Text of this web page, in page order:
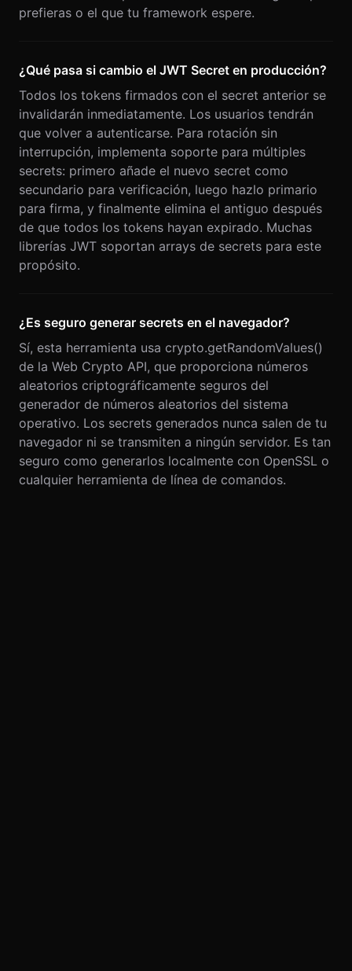
prefieras o el que tu framework espere.
¿Qué pasa si cambio el JWT Secret en producción?
Todos los tokens firmados con el secret anterior se
invalidarán inmediatamente. Los usuarios tendrán
que volver a autenticarse. Para rotación sin
interrupción, implementa soporte para múltiples
secrets: primero añade el nuevo secret como
secundario para verificación, luego hazlo primario
para firma, y finalmente elimina el antiguo después
de que todos los tokens hayan expirado. Muchas
librerías JWT soportan arrays de secrets para este
propósito.
¿Es seguro generar secrets en el navegador?
Sí, esta herramienta usa crypto.getRandomValues()
de la Web Crypto API, que proporciona números
aleatorios criptográficamente seguros del
generador de números aleatorios del sistema
operativo. Los secrets generados nunca salen de tu
navegador ni se transmiten a ningún servidor. Es tan
seguro como generarlos localmente con OpenSSL o
cualquier herramienta de línea de comandos.